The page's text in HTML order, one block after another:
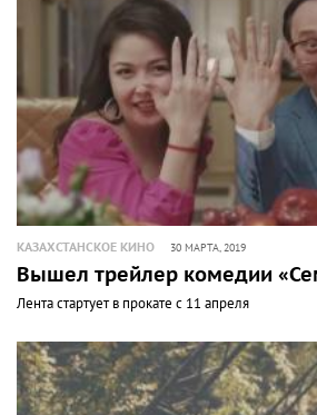
КАЗАХСТАНСКОЕ КИНО 30 МАРТА, 2019
Вышел трейлер комедии
Лента стартует в прокате с 11 апреля